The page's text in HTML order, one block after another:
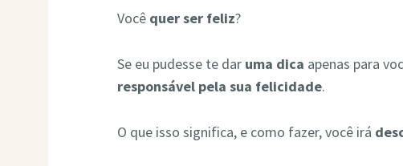
Você quer ser feliz?
Se eu pudesse te dar uma dica apenas para
responsável pela sua felicidade.
O que isso significa, e como fazer, você irá